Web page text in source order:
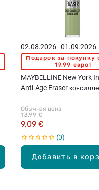
Добавить в
02.08.2026 - 01.09.2026
Подарок за покупку
19,99 евро!
MAYBELLINE New York
Anti-Age Eraser
Обычная цена
9,09 €
13,99 €
0